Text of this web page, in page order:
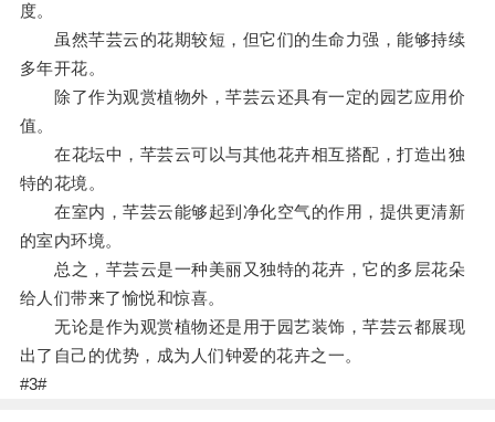
度。
虽然芊芸云的花期较短，但它们的生命力强，能够持续
多年开花。
除了作为观赏植物外，芊芸云还具有一定的园艺应用价
值。
在花坛中，芊芸云可以与其他花卉相互搭配，打造出独
特的花境。
在室内，芊芸云能够起到净化空气的作用，提供更清新
的室内环境。
总之，芊芸云是一种美丽又独特的花卉，它的多层花朵
给人们带来了愉悦和惊喜。
无论是作为观赏植物还是用于园艺装饰，芊芸云都展现
出了自己的优势，成为人们钟爱的花卉之一。
#3#